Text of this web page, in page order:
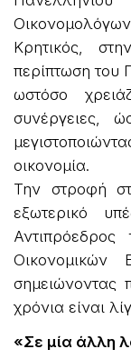
Κρητικός,
περίπτωση του
ωστόσο
συνέργειες,
οικονομία.
Την στροφή
εξωτερικό
Οικονομικών
σημειώνοντας
χρόνια είναι
«Σε μία άλλη